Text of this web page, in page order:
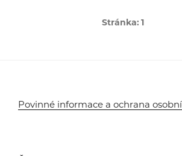
Stránka:1
Povinné informace a ochrana